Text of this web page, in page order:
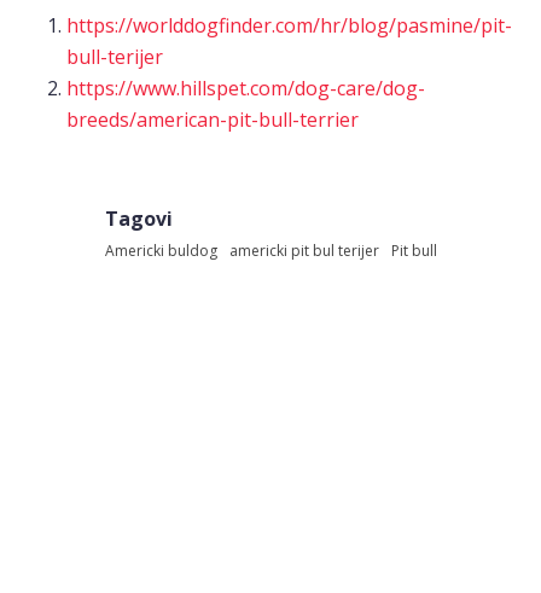
https://worlddogfinder.com/hr/blog/pasmine/pit-
bull-terijer
https://www.hillspet.com/dog-care/dog-
breeds/american-pit-bull-terrier
Tagovi
Americki buldog americki pit bul terijer Pit bull